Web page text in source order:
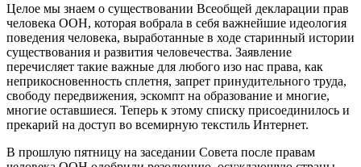
Целое мы знаем о существовании Всеобщей декларации прав
человека ООН, которая вобрала в себя важнейшие идеология
поведения человека, выработанные в ходе старинный истории
существования и развития человечества. Заявление
перечисляет такие важные для любого изо нас права, как
неприкосновенность сплетня, запрет принудительного труда,
свободу передвижения, эскомпт на образование и многие,
многие оставшиеся. Теперь к этому списку присоединилось и
прекарий на доступ во всемирную текстиль Интернет.
В прошлую пятницу на заседании Совета после правам